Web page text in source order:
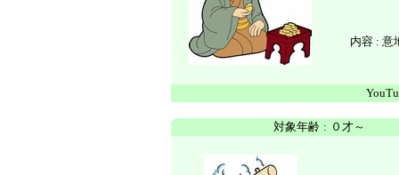
内容 : 意
対象年齢 : ０才～